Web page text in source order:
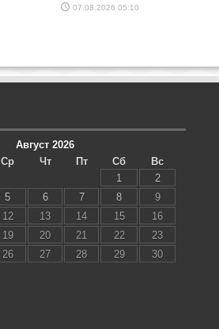
07.08.2026 05:10
Август 2026
Ср Чт Пт Сб
Вс
1
2
5 6 7 8
9
12 13 14 15
16
19 20 21 22
23
26 27 28 29
30